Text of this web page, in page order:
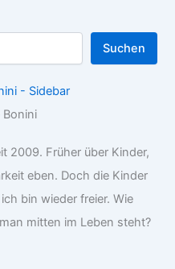
Suchen
Bonini
2009. Früher über Kinder,
eben. Doch die Kinder
bin wieder freier. Wie
mitten im Leben steht?